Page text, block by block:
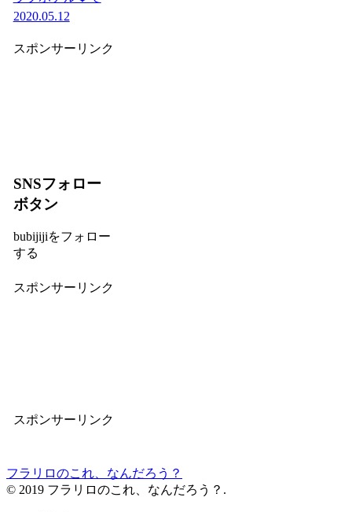
2020.05.12
スポンサーリンク
SNSフォロー
ボタン
bubijijiをフォロー
する
スポンサーリンク
スポンサーリンク
フラリロのこれ、なんだろう？
© 2019 フラリロのこれ、なんだろう？.